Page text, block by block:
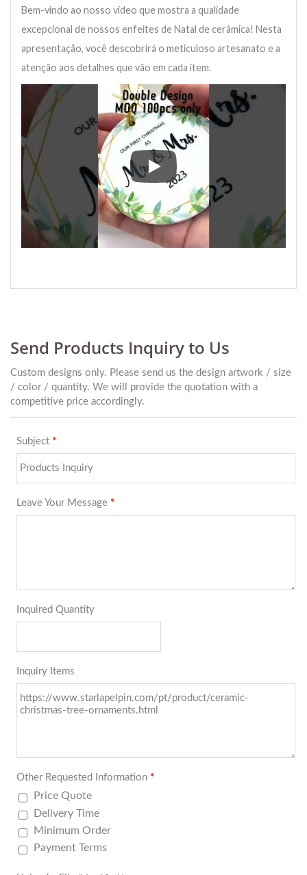
Bem-vindo ao nosso vídeo que mostra a qualidade
excepcional de nossos enfeites de Natal de cerâmica! Nesta
apresentação, você descobrirá o meticuloso artesanato e a
atenção aos detalhes que vão em cada item.
Bem-vindo ao nosso vídeo que